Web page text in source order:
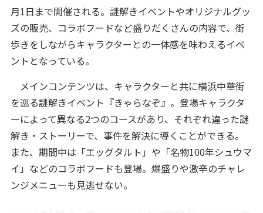
月1日まで開催される。謎解きイベントやオリジナルグッ
ズの販売、コラボフードなど盛りだくさんの内容で、街
歩きをしながらキャラクターとの一体感を味わえるイベ
ントとなっている。
メインコンテンツは、キャラクターと共に横浜中華街
を巡る謎解きイベント『きゃらなぞ』。登場キャラクタ
ーによって異なる2つのコースがあり、それぞれ違った謎
解き・ストーリーで、事件を解決に導くことができる。
また、期間中は「エッグタルト」や「名物100年シュウマ
イ」などのコラボフードも登場。爆盛りや激辛のチャレ
ンジメニューも見逃せない。